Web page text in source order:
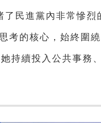
民進黨內非常慘烈
考的核心，始終圍
持續投入公共事務